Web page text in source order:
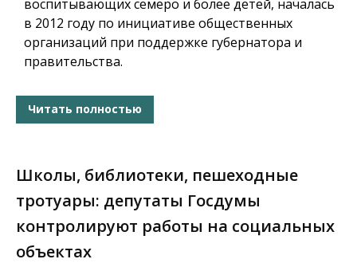
воспитывающих семеро и более детей, началась
в 2012 году по инициативе общественных
организаций при поддержке губернатора и
правительства.
Читать полностью
Школы, библиотеки, пешеходные
тротуары: депутаты Госдумы
контролируют работы на социальных
объектах